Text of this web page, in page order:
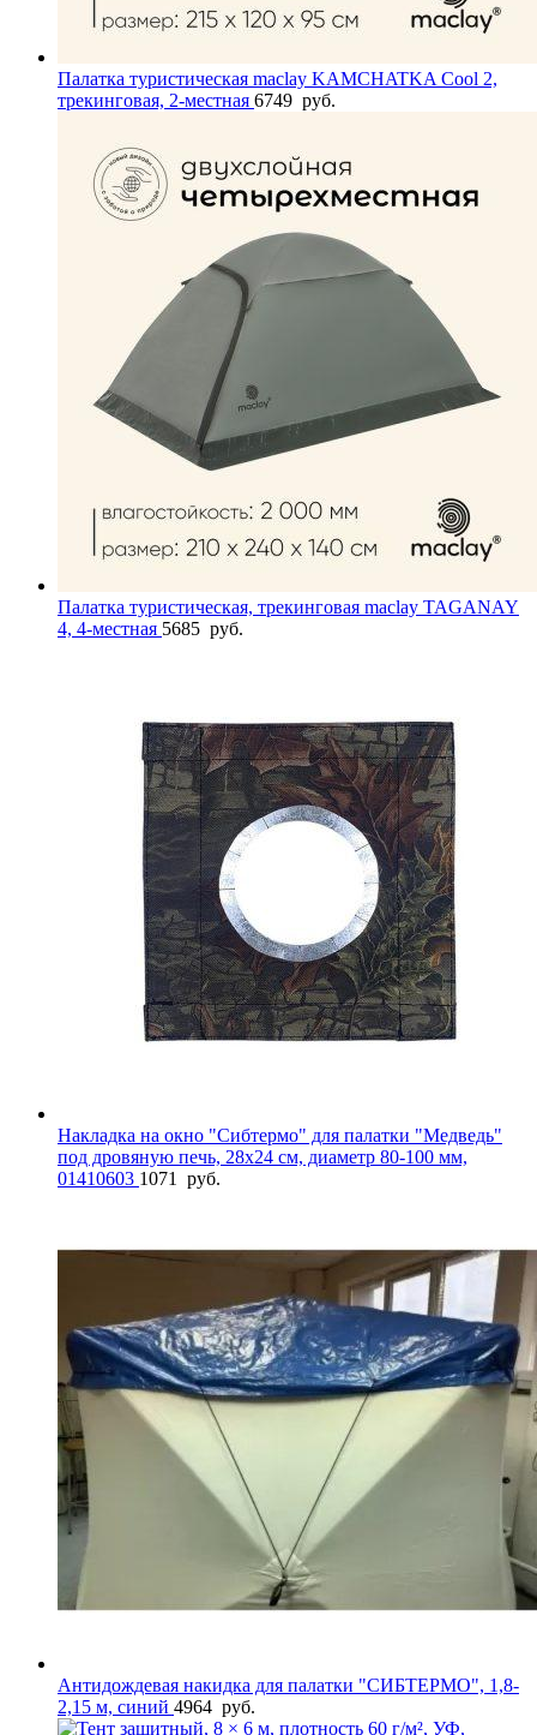
Палатка туристическая maclay KAMCHATKA Сool 2,
трекинговая, 2-местная 6749 руб.
Палатка туристическая, трекинговая maclay TAGANAY
4, 4-местная 5685 руб.
Накладка на окно "Сибтермо" для палатки "Медведь"
под дровяную печь, 28х24 см, диаметр 80-100 мм,
01410603 1071 руб.
Антидождевая накидка для палатки "СИБТЕРМО", 1,8-
2,15 м, синий 4964 руб.